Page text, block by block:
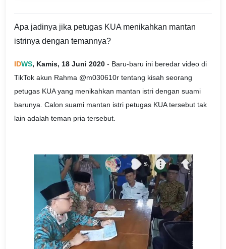
Apa jadinya jika petugas KUA menikahkan mantan
istrinya dengan temannya?
IDWS, Kamis, 18 Juni 2020 - Baru-baru ini beredar video di
TikTok akun Rahma @m030610r tentang kisah seorang
petugas KUA yang menikahkan mantan istri dengan suami
barunya. Calon suami mantan istri petugas KUA tersebut tak
lain adalah teman pria tersebut.